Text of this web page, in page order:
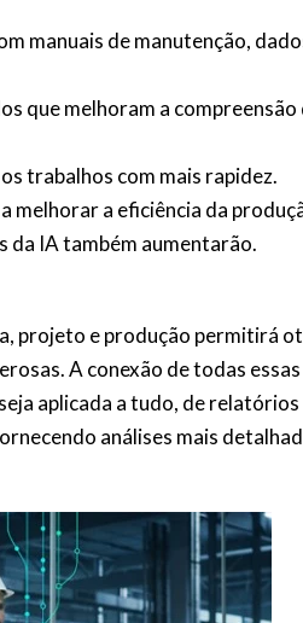
manuais de manutenção,
que melhoram a
trabalhos com mais rapidez.
melhorar a eficiência da
da IA também aumentarão.
projeto e produção permitirá
A conexão de todas
aplicada a tudo, de
análises mais